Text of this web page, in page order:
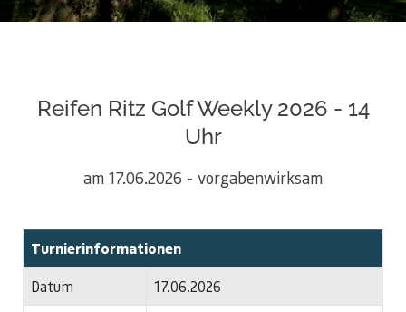
Reifen Ritz Golf Weekly 2026 - 14
Uhr
am 17.06.2026 - vorgabenwirksam
Turnierinformationen
Datum
17.06.2026